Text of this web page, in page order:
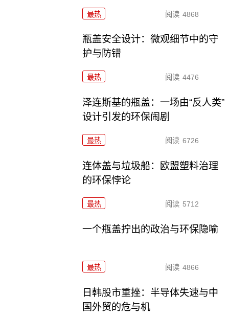
最热 阅读 4868
瓶盖安全设计：微观细节中的守
护与防错
最热 阅读 4476
泽连斯基的瓶盖：一场由“反人类”
设计引发的环保闹剧
最热 阅读 6726
连体盖与垃圾船：欧盟塑料治理
的环保悖论
最热 阅读 5712
一个瓶盖拧出的政治与环保隐喻
最热 阅读 4866
日韩股市重挫：半导体失速与中
国外贸的危与机